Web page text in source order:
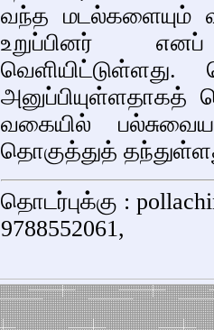
வந்த மடல்களையும்
உறுப்பினர்
வெளியிட்டுள்ளது.
அனுப்பியுள்ளதாகத்
வகையில்
தொகுத்துத்
தொடர்புக்கு :
9788552061,